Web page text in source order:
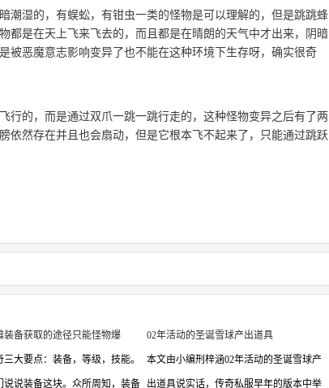
潮湿的，有蜈蚣，有钳虫一类的怪物是可以理解的，但是跳跳蜂
都是在天上飞来飞去的，而且都是在晴朗的天气中才出来，阴暗
被恶魔意志影响变异了也不能在这种环境下生存呀，确实很奇
行的，而是通过双爪一跳一跳行走的，这种怪物变异之后有了两
依然存在并且也会扇动，但是它根本飞不起来了，只能通过跳跃
装备获取的途径只能怪物爆
三大要点：装备，等级，技能。
说说装备这块。众所周知，装备
02年活动的圣诞雪球产出道具
本文由小编刑梓涵02年活动的圣诞雪球产
出道具说实话，传奇私服早年的版本中举